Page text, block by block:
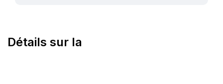
Détails sur la